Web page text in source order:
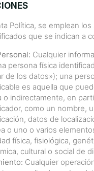
Política, se emplean
que se indican a
Cualquier
persona física
de los datos»); una
es aquella que
o indirectamente, en
como un nombre,
datos de
o uno o varios
física, fisiológica,
cultural o social de
Cualquier